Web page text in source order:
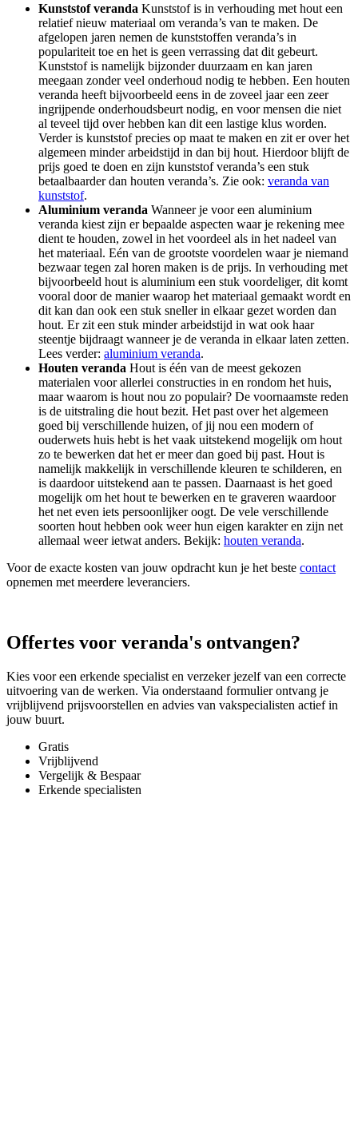
Kunststof veranda Kunststof is in verhouding met hout een
relatief nieuw materiaal om veranda’s van te maken. De
afgelopen jaren nemen de kunststoffen veranda’s in
populariteit toe en het is geen verrassing dat dit gebeurt.
Kunststof is namelijk bijzonder duurzaam en kan jaren
meegaan zonder veel onderhoud nodig te hebben. Een houten
veranda heeft bijvoorbeeld eens in de zoveel jaar een zeer
ingrijpende onderhoudsbeurt nodig, en voor mensen die niet
al teveel tijd over hebben kan dit een lastige klus worden.
Verder is kunststof precies op maat te maken en zit er over het
algemeen minder arbeidstijd in dan bij hout. Hierdoor blijft de
prijs goed te doen en zijn kunststof veranda’s een stuk
betaalbaarder dan houten veranda’s. Zie ook: veranda van
kunststof.
Aluminium veranda Wanneer je voor een aluminium
veranda kiest zijn er bepaalde aspecten waar je rekening mee
dient te houden, zowel in het voordeel als in het nadeel van
het materiaal. Eén van de grootste voordelen waar je niemand
bezwaar tegen zal horen maken is de prijs. In verhouding met
bijvoorbeeld hout is aluminium een stuk voordeliger, dit komt
vooral door de manier waarop het materiaal gemaakt wordt en
dit kan dan ook een stuk sneller in elkaar gezet worden dan
hout. Er zit een stuk minder arbeidstijd in wat ook haar
steentje bijdraagt wanneer je de veranda in elkaar laten zetten.
Lees verder: aluminium veranda.
Houten veranda Hout is één van de meest gekozen
materialen voor allerlei constructies in en rondom het huis,
maar waarom is hout nou zo populair? De voornaamste reden
is de uitstraling die hout bezit. Het past over het algemeen
goed bij verschillende huizen, of jij nou een modern of
ouderwets huis hebt is het vaak uitstekend mogelijk om hout
zo te bewerken dat het er meer dan goed bij past. Hout is
namelijk makkelijk in verschillende kleuren te schilderen, en
is daardoor uitstekend aan te passen. Daarnaast is het goed
mogelijk om het hout te bewerken en te graveren waardoor
het net even iets persoonlijker oogt. De vele verschillende
soorten hout hebben ook weer hun eigen karakter en zijn net
allemaal weer ietwat anders. Bekijk: houten veranda.
Voor de exacte kosten van jouw opdracht kun je het beste contact
opnemen met meerdere leveranciers.
Offertes voor veranda's ontvangen?
Kies voor een erkende specialist en verzeker jezelf van een correcte
uitvoering van de werken. Via onderstaand formulier ontvang je
vrijblijvend prijsvoorstellen en advies van vakspecialisten actief in
jouw buurt.
Gratis
Vrijblijvend
Vergelijk & Bespaar
Erkende specialisten